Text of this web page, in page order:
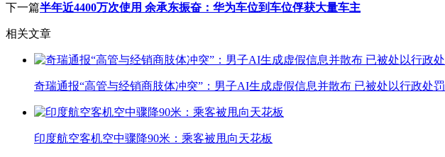
下一篇半年近4400万次使用 余承东振奋：华为车位到车位俘获大量车主
相关文章
奇瑞通报“高管与经销商肢体冲突”：男子AI生成虚假信息并散布 已被处以行政处罚
印度航空客机空中骤降90米：乘客被甩向天花板